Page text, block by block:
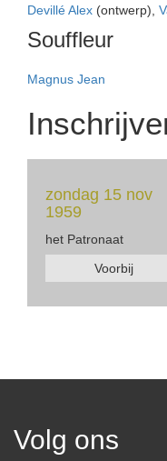
Devillé Alex (ontwerp),
Souffleur
Magnus Jean
zondag 15 nov
1959
het Patronaat
Voorbij
Volg ons